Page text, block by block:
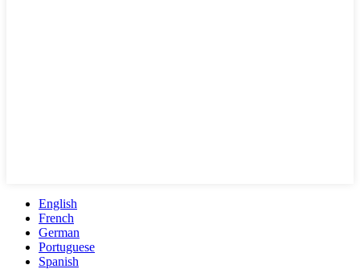
English
French
German
Portuguese
Spanish